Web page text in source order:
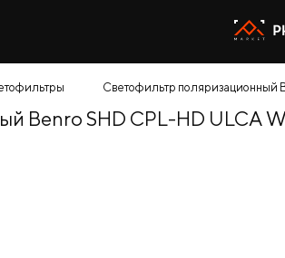
Светофильтр поляризационный
Benro SHD CPL-HD ULCA